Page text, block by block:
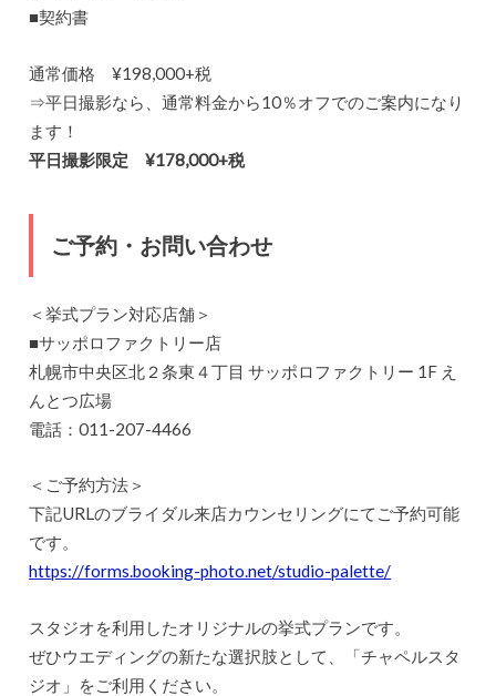
■契約書
通常価格 ¥198,000+税
⇒平日撮影なら、通常料金から10％オフでのご案内になり
ます！
平日撮影限定 ¥178,000+税
ご予約・お問い合わせ
＜挙式プラン対応店舗＞
■サッポロファクトリー店
札幌市中央区北２条東４丁目 サッポロファクトリー 1F え
んとつ広場
​電話：011-207-4466
＜ご予約方法＞
下記URLのブライダル来店カウンセリングにてご予約可能
です。
https://forms.booking-photo.net/studio-palette/
スタジオを利用したオリジナルの挙式プランです。
ぜひウエディングの新たな選択肢として、「チャペルスタ
ジオ」をご利用ください。